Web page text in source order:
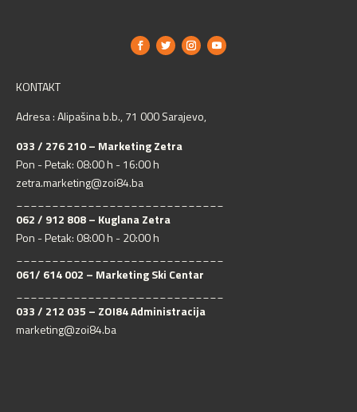
KONTAKT
Adresa : Alipašina b.b., 71 000 Sarajevo,
033 / 276 210 – Marketing Zetra
Pon - Petak: 08:00 h - 16:00 h
zetra.marketing@zoi84.ba
062 / 912 808 – Kuglana Zetra
Pon - Petak: 08:00 h - 20:00 h
061/ 614 002 – Marketing Ski Centar
033 / 212 035 – ZOI84 Administracija
marketing@zoi84.ba